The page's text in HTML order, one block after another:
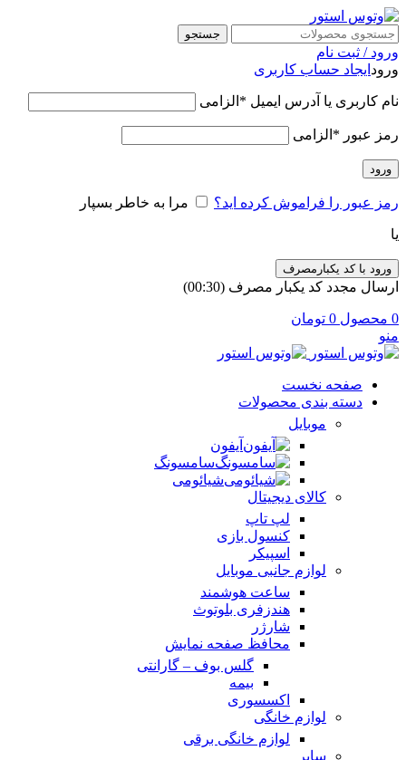
جستجو
ورود / ثبت نام
ورود ایجاد حساب کاربری
نام کاربری یا آدرس ایمیل * الزامی
رمز عبور * الزامی
ورود
رمز عبور را فراموش کرده اید؟ مرا به خاطر بسپار
یا
ورود با کد یکبارمصرف
ارسال مجدد کد یکبار مصرف (00:
30
)
0 محصول 0 تومان
منو
صفحه نخست
دسته بندی محصولات
موبایل
آیفون
سامسونگ
شیائومی
کالای دیجیتال
لپ تاپ
کنسول بازی
اسپیکر
لوازم جانبی موبایل
ساعت هوشمند
هندزفری بلوتوث
شارژر
محافظ صفحه نمایش
گلس بوف – گارانتی
بیمه
اکسسوری
لوازم خانگی
لوازم خانگی برقی
سایر